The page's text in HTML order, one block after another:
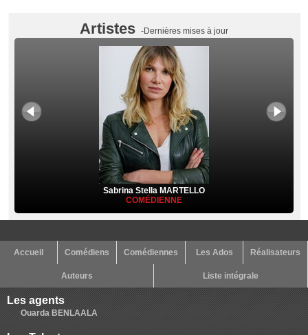
Artistes -Dernières mises à jour
Sabrina Stella MARTELLO
COMÉDIENNE
Accueil Comédiens Comédiennes Les Ados Réalisateurs
Auteurs Liste intégrale
Les agents
Ouarda BENLAALA